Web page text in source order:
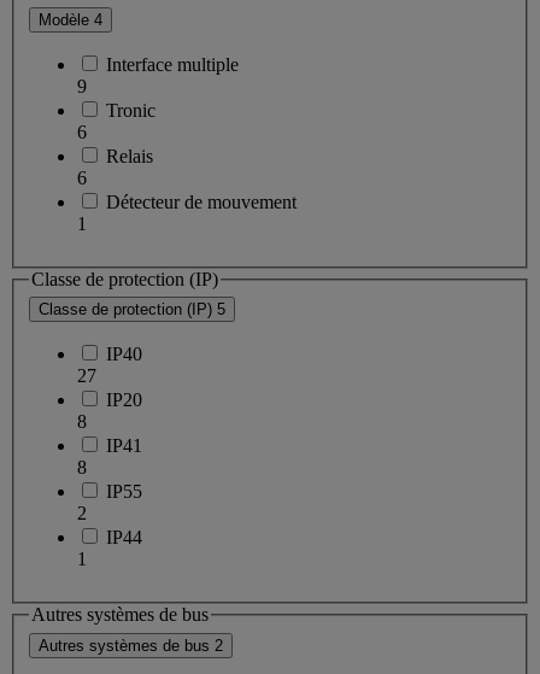
Modèle 4
Interface multiple
9
Tronic
6
Relais
6
Détecteur de mouvement
1
Classe de protection (IP)
Classe de protection (IP) 5
IP40
27
IP20
8
IP41
8
IP55
2
IP44
1
Autres systèmes de bus
Autres systèmes de bus 2